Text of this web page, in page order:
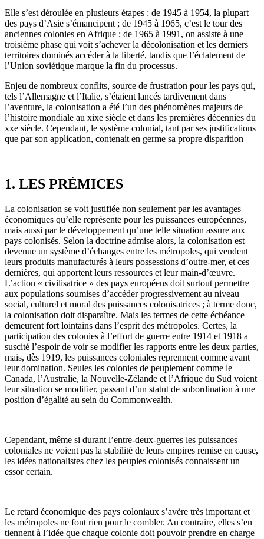
Elle s’est déroulée en plusieurs étapes : de 1945 à 1954, la plupart
des pays d’Asie s’émancipent ; de 1945 à 1965, c’est le tour des
anciennes colonies en Afrique ; de 1965 à 1991, on assiste à une
troisième phase qui voit s’achever la décolonisation et les derniers
territoires dominés accéder à la liberté, tandis que l’éclatement de
l’Union soviétique marque la fin du processus.
Enjeu de nombreux conflits, source de frustration pour les pays qui,
tels l’Allemagne et l’Italie, s’étaient lancés tardivement dans
l’aventure, la colonisation a été l’un des phénomènes majeurs de
l’histoire mondiale au xixe siècle et dans les premières décennies du
xxe siècle. Cependant, le système colonial, tant par ses justifications
que par son application, contenait en germe sa propre disparition
1. LES PRÉMICES
La colonisation se voit justifiée non seulement par les avantages
économiques qu’elle représente pour les puissances européennes,
mais aussi par le développement qu’une telle situation assure aux
pays colonisés. Selon la doctrine admise alors, la colonisation est
devenue un système d’échanges entre les métropoles, qui vendent
leurs produits manufacturés à leurs possessions d’outre-mer, et ces
dernières, qui apportent leurs ressources et leur main-d’œuvre.
L’action « civilisatrice » des pays européens doit surtout permettre
aux populations soumises d’accéder progressivement au niveau
social, culturel et moral des puissances colonisatrices ; à terme donc,
la colonisation doit disparaître. Mais les termes de cette échéance
demeurent fort lointains dans l’esprit des métropoles. Certes, la
participation des colonies à l’effort de guerre entre 1914 et 1918 a
suscité l’espoir de voir se modifier les rapports entre les deux parties,
mais, dès 1919, les puissances coloniales reprennent comme avant
leur domination. Seules les colonies de peuplement comme le
Canada, l’Australie, la Nouvelle-Zélande et l’Afrique du Sud voient
leur situation se modifier, passant d’un statut de subordination à une
position d’égalité au sein du Commonwealth.
Cependant, même si durant l’entre-deux-guerres les puissances
coloniales ne voient pas la stabilité de leurs empires remise en cause,
les idées nationalistes chez les peuples colonisés connaissent un
essor certain.
Le retard économique des pays coloniaux s’avère très important et
les métropoles ne font rien pour le combler. Au contraire, elles s’en
tiennent à l’idée que chaque colonie doit pouvoir prendre en charge